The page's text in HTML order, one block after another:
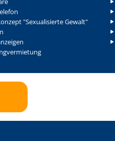
"Sexualisierte Gewalt"